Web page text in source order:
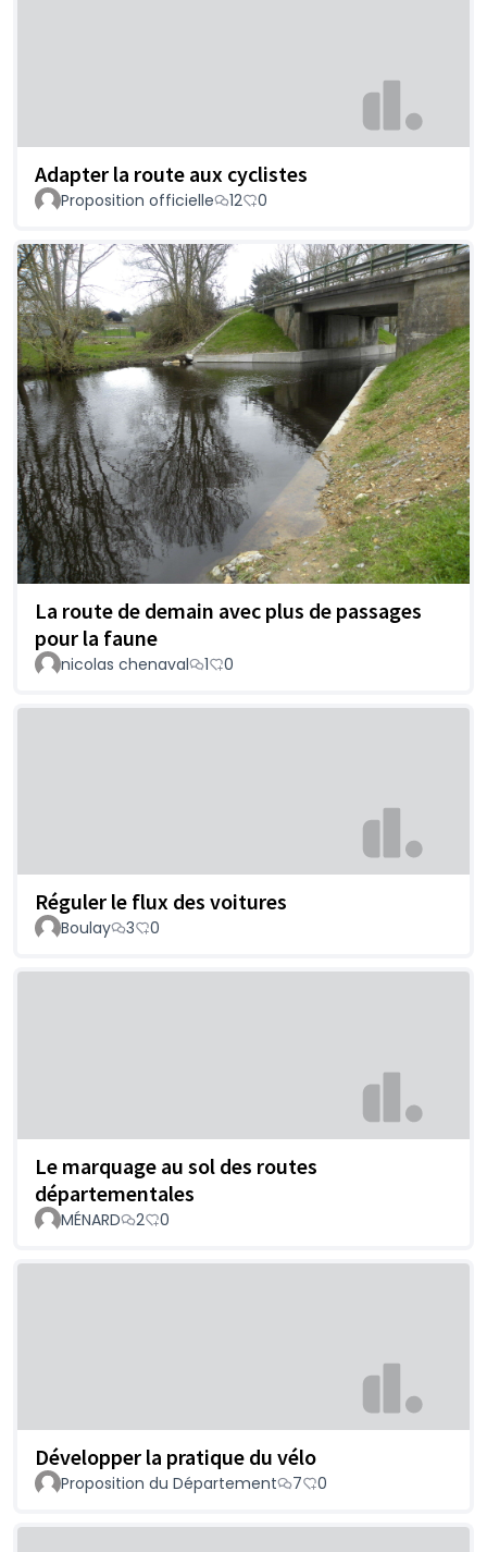
Adapter la route aux cyclistes
Proposition officielle 12 0
La route de demain avec plus de passages
pour la faune
nicolas chenaval 1 0
Réguler le flux des voitures
Boulay 3 0
Le marquage au sol des routes
départementales
MÉNARD 2 0
Développer la pratique du vélo
Proposition du Département 7 0